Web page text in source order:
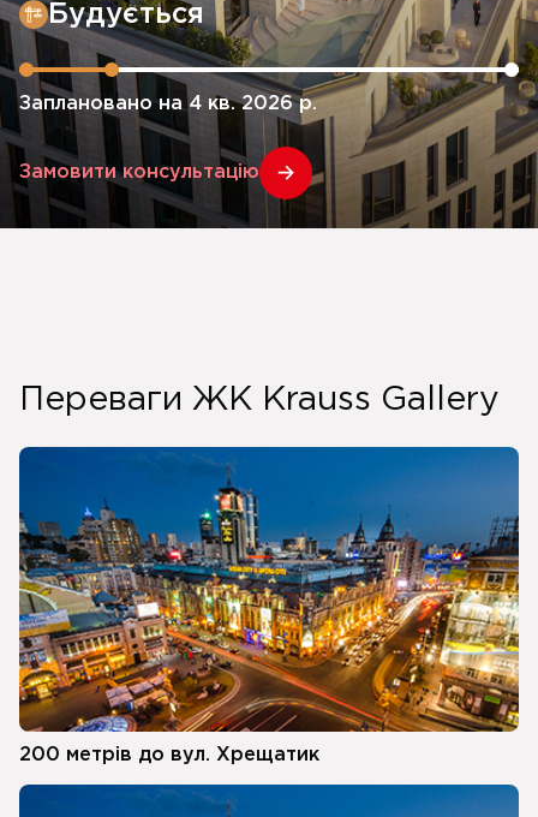
Будується
Заплановано на 4 кв. 2026 р.
Замовити консультацію
Переваги ЖК Krauss Gallery
200 метрів до вул. Хрещатик